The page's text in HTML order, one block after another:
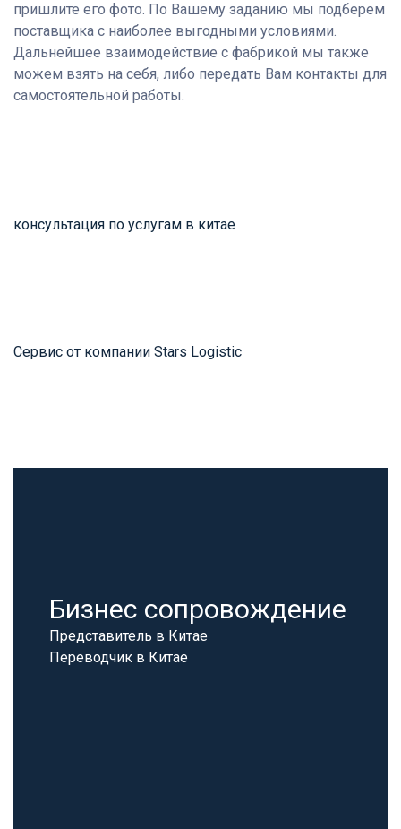
пришлите его фото. По Вашему заданию мы подберем
поставщика с наиболее выгодными условиями.
Дальнейшее взаимодействие с фабрикой мы также
можем взять на себя, либо передать Вам контакты для
самостоятельной работы.
консультация по услугам в китае
Сервис от компании Stars Logistic
Бизнес сопровождение
Представитель в Китае
Переводчик в Китае